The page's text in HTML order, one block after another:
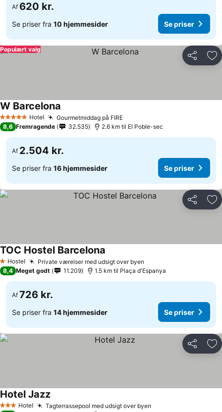
Af 620 kr.
Se priser fra 10 hjemmesider Se priser
Del
Populært valg
5 Stjerner Hotel Gourmetmiddag på FIRE
W Barcelona
8,6 Fremragende 32.535 2.6 km til El Poble-sec
Af 2.504 kr.
Se priser fra 16 hjemmesider Se priser
Del
1 Stjerner
Hostel Private værelser med udsigt over byen
TOC Hostel Barcelona
8,4 Meget godt 11.209 1.5 km til Plaça d'Espanya
Af 726 kr.
Se priser fra 14 hjemmesider Se priser
Del
3 StjernerHotel Tagterrassepool med udsigt over byen
Hotel Jazz